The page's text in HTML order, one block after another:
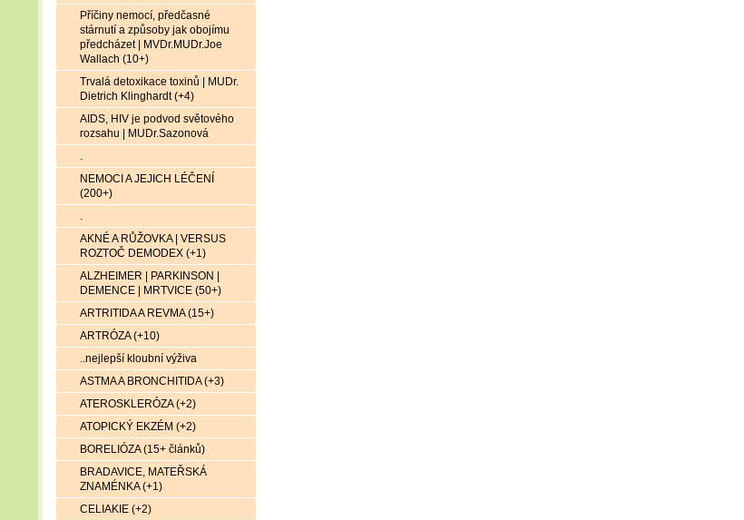
Příčiny nemocí, předčasné
stárnutí a způsoby jak obojímu
předcházet | MVDr.MUDr.Joe
Wallach (10+)
Trvalá detoxikace toxinů | MUDr.
Dietrich Klinghardt (+4)
AIDS, HIV je podvod světového
rozsahu | MUDr.Sazonová
.
NEMOCI A JEJICH LÉČENÍ
(200+)
.
AKNÉ A RŮŽOVKA | VERSUS
ROZTOČ DEMODEX (+1)
ALZHEIMER | PARKINSON |
DEMENCE | MRTVICE (50+)
ARTRITIDA A REVMA (15+)
ARTRÓZA (+10)
..nejlepší kloubní výživa
ASTMA A BRONCHITIDA (+3)
ATEROSKLERÓZA (+2)
ATOPICKÝ EKZÉM (+2)
BORELIÓZA (15+ článků)
BRADAVICE, MATEŘSKÁ
ZNAMÉNKA (+1)
CELIAKIE (+2)